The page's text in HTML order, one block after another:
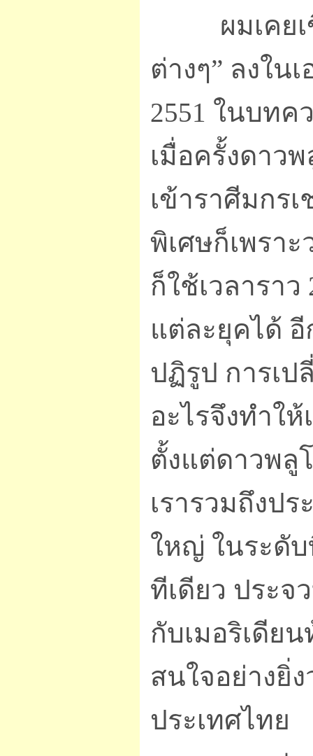
ผมเคยเขี
ต่างๆ” ลงใน
2551 ในบทค
เมื่อครั้งดาว
เข้าราศีมกร
พิเศษก็เพรา
ก็ใช้เวลารา
แต่ละยุคได้
ปฏิรูป การเป
อะไรจึงทำใ
ตั้งแต่ดาวพลู
เรารวมถึงป
ใหญ่ ในระดับ
ทีเดียว ประจ
กับเมอริเดีย
สนใจอย่างยิ่
ประเทศไทย